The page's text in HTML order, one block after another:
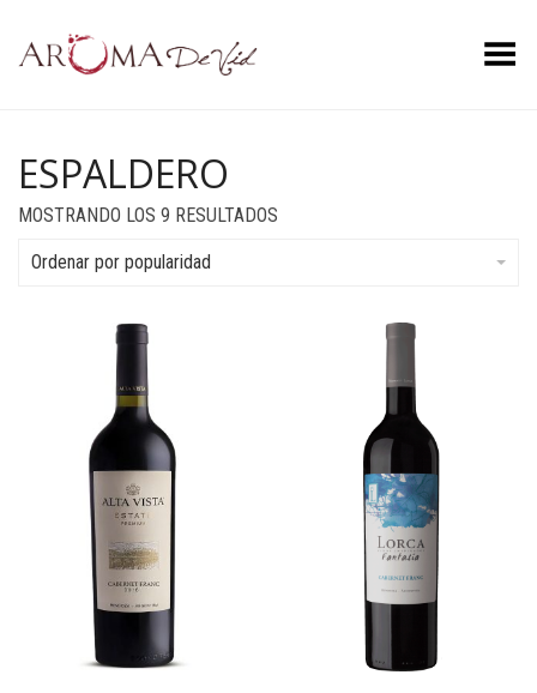
Menú
ESPALDERO
MOSTRANDO LOS 9 RESULTADOS
Ordenar por popularidad